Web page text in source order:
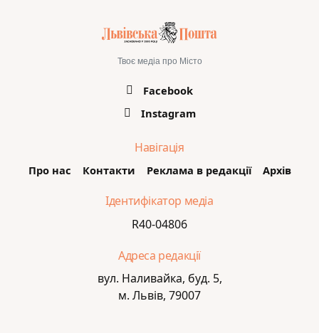
Твоє медіа про Місто
Facebook
Instagram
Навігація
Про нас Контакти Реклама в редакції Архів
Ідентифікатор медіа
R40-04806
Адреса редакції
вул. Наливайка, буд. 5,
м. Львів, 79007